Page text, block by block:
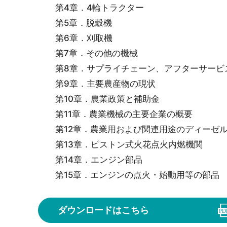
第4章．4輪トラクター
第5章．脱穀機
第6章．刈取機
第7章．その他の機械
第8章．サプライチェーン、アフターサービ
第9章．主要農産物の現状
第10章．農業政策と補助金
第11章．農業機械の主要企業の概要
第12章．農業用および関連用途のディーゼ
第13章．ピストン式火花点火内燃機関
第14章．エンジン部品
第15章．エンジンの点火・始動用等の部品
ダウンロードはこちら